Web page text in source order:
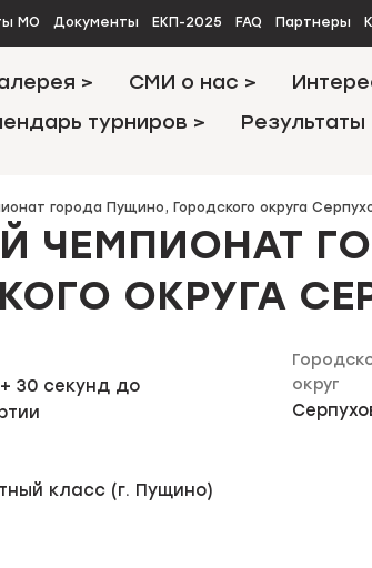
МО Документы ЕКП-2025 FAQ Партнеры
> СМИ о нас >
турниров > Результаты
города Пущино, Городского округа
ЧЕМПИОНАТ
ОКРУГА
30 секунд до
округ
класс (г. Пущино)